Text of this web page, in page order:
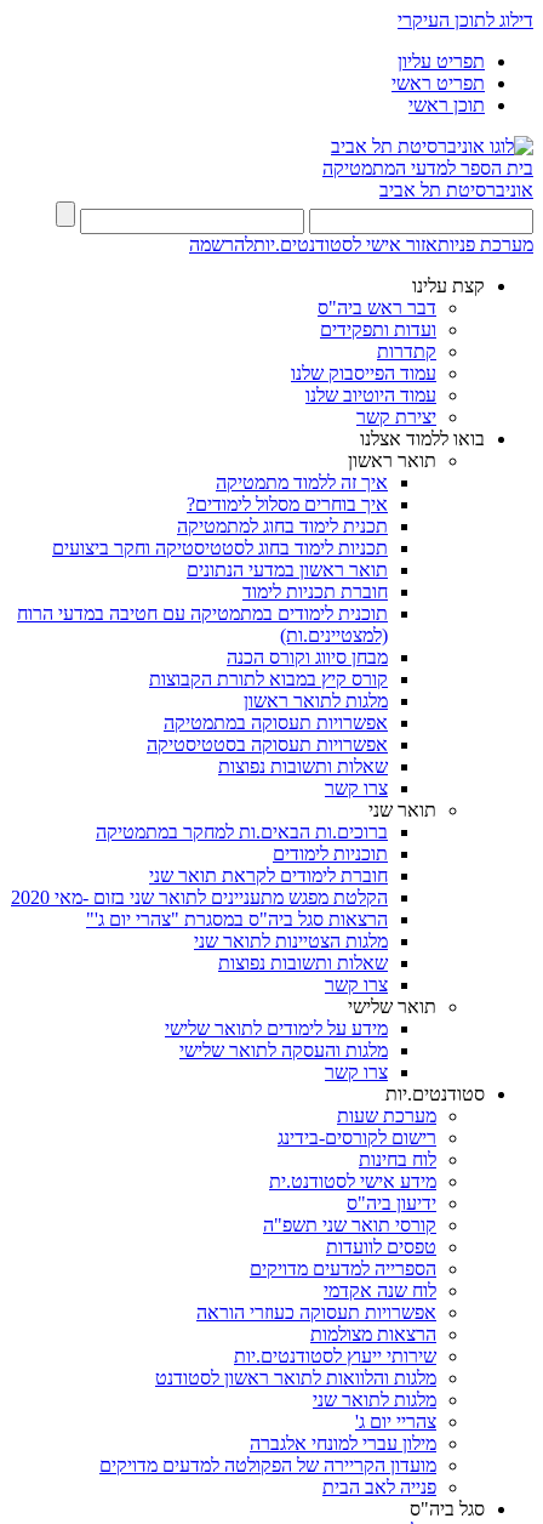
דילוג לתוכן העיקרי
תפריט עליון
תפריט ראשי
תוכן ראשי
בית הספר למדעי המתמטיקה
אוניברסיטת תל אביב
מערכת פניותאזור אישי לסטודנטים.יותלהרשמה
קצת עלינו
דבר ראש ביה"ס
ועדות ותפקידים
קתדרות
עמוד הפייסבוק שלנו
עמוד היוטיוב שלנו
יצירת קשר
בואו ללמוד אצלנו
תואר ראשון
איך זה ללמוד מתמטיקה
איך בוחרים מסלול לימודים?
תכנית לימוד בחוג למתמטיקה
תכניות לימוד בחוג לסטטיסטיקה וחקר ביצועים
תואר ראשון במדעי הנתונים
חוברת תכניות לימוד
תוכנית לימודים במתמטיקה עם חטיבה במדעי הרוח
(למצטיינים.ות)
מבחן סיווג וקורס הכנה
קורס קיץ במבוא לתורת הקבוצות
מלגות לתואר ראשון
אפשרויות תעסוקה במתמטיקה
אפשרויות תעסוקה בסטטיסטיקה
שאלות ותשובות נפוצות
צרו קשר
תואר שני
ברוכים.ות הבאים.ות למחקר במתמטיקה
תוכניות לימודים
חוברת לימודים לקראת תואר שני
הקלטת מפגש מתעניינים לתואר שני בזום -מאי 2020
הרצאות סגל ביה"ס במסגרת "צהרי יום ג'"
מלגות הצטיינות לתואר שני
שאלות ותשובות נפוצות
צרו קשר
תואר שלישי
מידע על לימודים לתואר שלישי
מלגות והעסקה לתואר שלישי
צרו קשר
סטודנטים.יות
מערכת שעות
רישום לקורסים-בידינג
לוח בחינות
מידע אישי לסטודנט.ית
ידיעון ביה"ס
קורסי תואר שני תשפ"ה
טפסים לוועדות
הספרייה למדעים מדויקים
לוח שנה אקדמי
אפשרויות תעסוקה כעוזרי הוראה
הרצאות מצולמות
שירותי ייעוץ לסטודנטים.יות
מלגות והלוואות לתואר ראשון לסטודנט
מלגות לתואר שני
צהריי יום ג'
מילון עברי למונחי אלגברה
מועדון הקריירה של הפקולטה למדעים מדויקים
פנייה לאב הבית
סגל ביה"ס